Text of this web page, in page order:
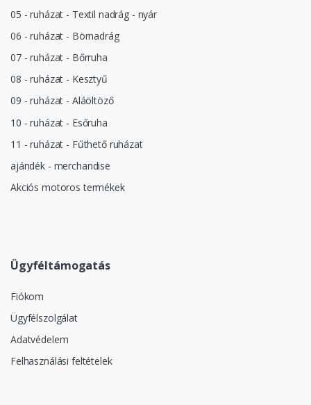
05 - ruházat - Textil nadrág - nyár
06 - ruházat - Börnadrág
07 - ruházat - Bőrruha
08 - ruházat - Kesztyű
09 - ruházat - Aláöltöző
10 - ruházat - Esőruha
11 - ruházat - Fűthető ruházat
ajándék - merchandise
Akciós motoros termékek
Ügyféltámogatás
Fiókom
Ügyfélszolgálat
Adatvédelem
Felhasználási feltételek